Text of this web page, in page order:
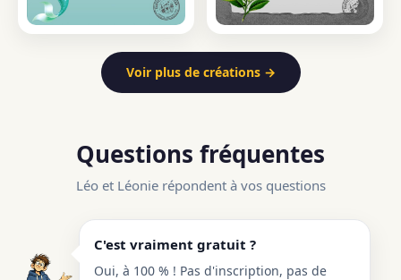
Voir plus de créations →
Questions fréquentes
Léo et Léonie répondent à vos questions
C'est vraiment gratuit ?
Oui, à 100 % ! Pas d'inscription, pas de